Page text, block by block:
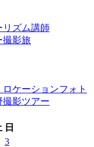
リズム講師
撮影旅
ケーションフォト
撮影ツアー
日
3